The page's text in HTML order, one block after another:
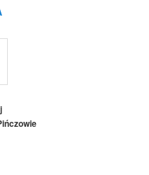
Increase